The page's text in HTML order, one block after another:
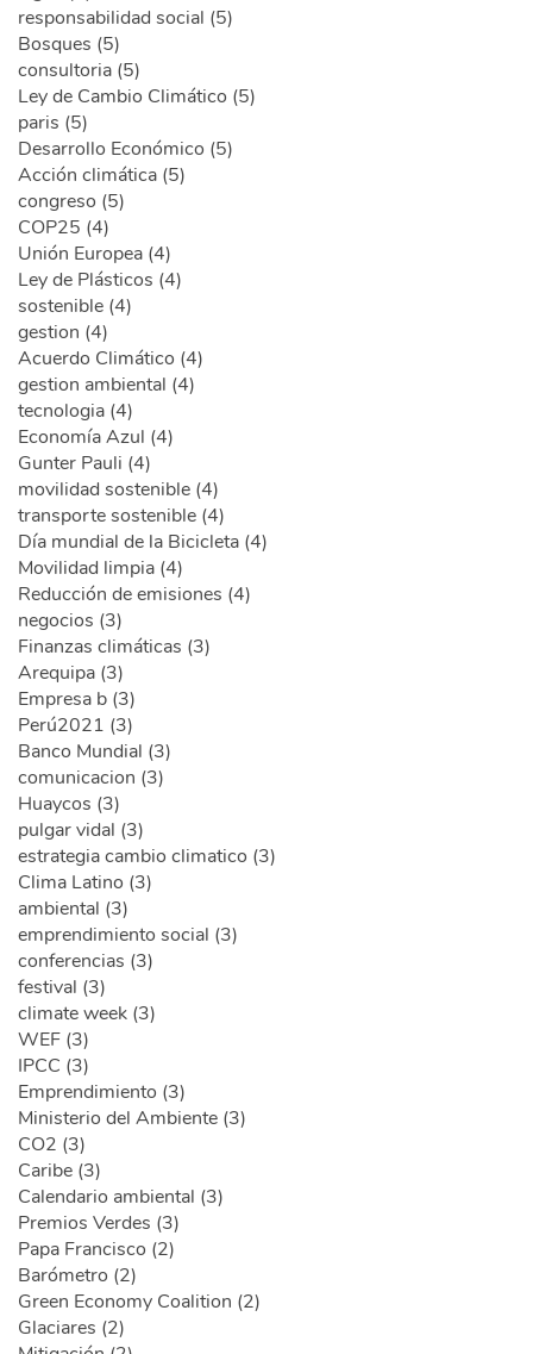
responsabilidad social (5)
Bosques (5)
consultoria (5)
Ley de Cambio Climático (5)
paris (5)
Desarrollo Económico (5)
Acción climática (5)
congreso (5)
COP25 (4)
Unión Europea (4)
Ley de Plásticos (4)
sostenible (4)
gestion (4)
Acuerdo Climático (4)
gestion ambiental (4)
tecnologia (4)
Economía Azul (4)
Gunter Pauli (4)
movilidad sostenible (4)
transporte sostenible (4)
Día mundial de la Bicicleta (4)
Movilidad limpia (4)
Reducción de emisiones (4)
negocios (3)
Finanzas climáticas (3)
Arequipa (3)
Empresa b (3)
Perú2021 (3)
Banco Mundial (3)
comunicacion (3)
Huaycos (3)
pulgar vidal (3)
estrategia cambio climatico (3)
Clima Latino (3)
ambiental (3)
emprendimiento social (3)
conferencias (3)
festival (3)
climate week (3)
WEF (3)
IPCC (3)
Emprendimiento (3)
Ministerio del Ambiente (3)
CO2 (3)
Caribe (3)
Calendario ambiental (3)
Premios Verdes (3)
Papa Francisco (2)
Barómetro (2)
Green Economy Coalition (2)
Glaciares (2)